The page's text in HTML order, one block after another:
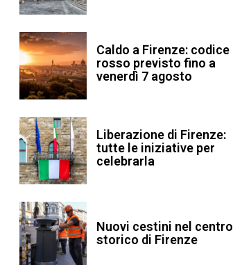
Caldo a Firenze: codice
rosso previsto fino a
venerdì 7 agosto
Liberazione di Firenze:
tutte le iniziative per
celebrarla
Nuovi cestini nel centro
storico di Firenze